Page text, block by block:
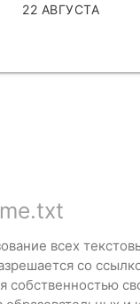
22 АВГУСТА
всех
со
собственностью